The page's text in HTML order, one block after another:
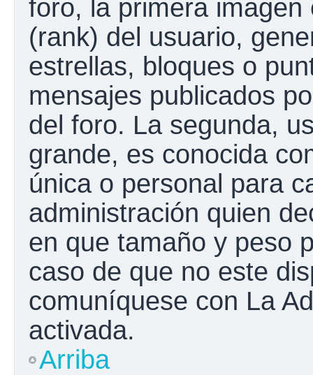
foro, la primera
(rank) del usuario,
estrellas, bloques o
mensajes publicados
del foro. La segunda,
grande, es conocida
única o personal para
administración quien
en que tamaño y peso
caso de que no este
comuníquese con La
activada.
Arriba